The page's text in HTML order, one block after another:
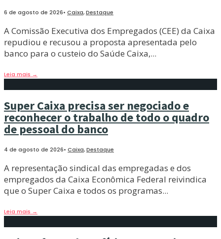
6 de agosto de 2026• Caixa,Destaque
A Comissão Executiva dos Empregados (CEE) da Caixa
repudiou e recusou a proposta apresentada pelo
banco para o custeio do Saúde Caixa,...
Leia mais →
Super Caixa precisa ser negociado e
reconhecer o trabalho de todo o quadro
de pessoal do banco
4 de agosto de 2026• Caixa,Destaque
A representação sindical das empregadas e dos
empregados da Caixa Econômica Federal reivindica
que o Super Caixa e todos os programas...
Leia mais →